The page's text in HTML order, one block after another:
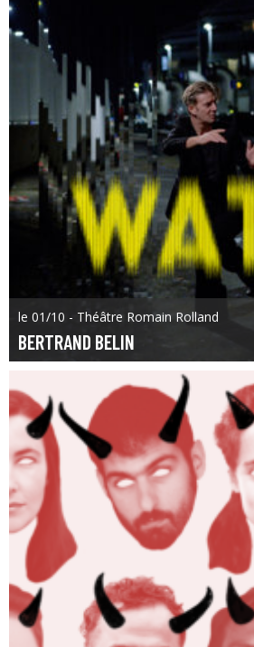
le 01/10 - Théâtre Romain Rolland
BERTRAND BELIN